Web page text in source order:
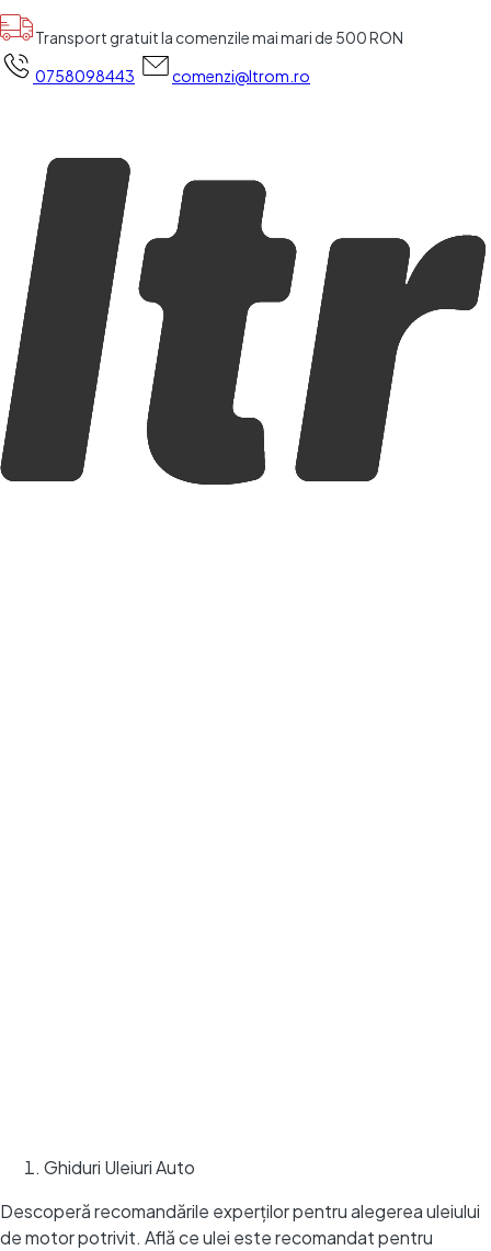
Transport gratuit la comenzile mai mari de 500 RON
0758098443
comenzi@ltrom.ro
Ghiduri Uleiuri Auto
Descoperă recomandările experților pentru alegerea uleiului
de motor potrivit. Află ce ulei este recomandat pentru